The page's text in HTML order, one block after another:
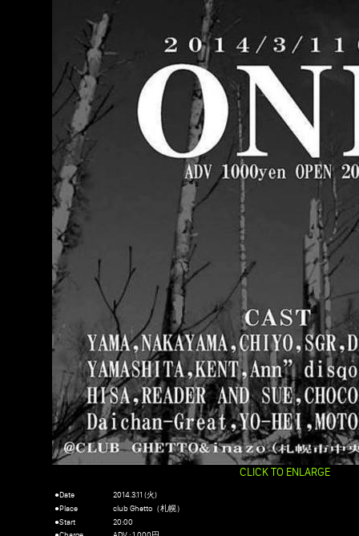
CLICK TO ENLARGE
●Date
2014.3.11 (火)
●Place
club Ghetto（札幌）
●Start
20:00